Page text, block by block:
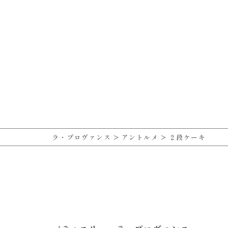
ラ・プロヴァンス > アントルメ > ２段ケーキ